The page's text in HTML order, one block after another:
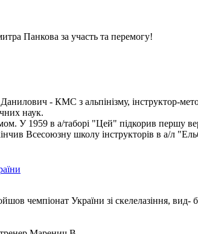
Панкова за участь та перемогу!
- КМС з альпінізму, інструктор-
наук.
У 1959 в а/таборі "Цей" підкорив
Всесоюзну школу інструкторів в а/л
чемпіонат України зі скелелазіння,